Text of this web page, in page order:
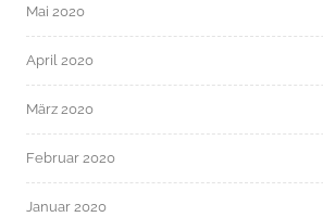
Mai 2020
April 2020
März 2020
Februar 2020
Januar 2020